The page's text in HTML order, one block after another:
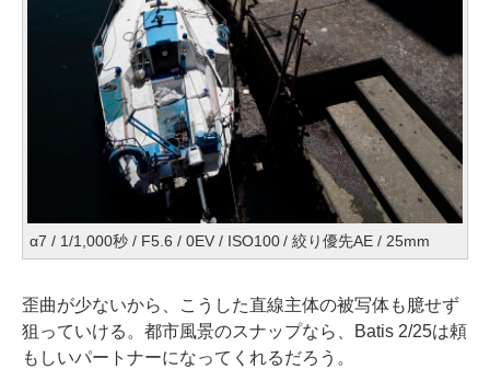
α7 / 1/1,000秒 / F5.6 / 0EV / ISO100 / 絞り優先AE / 25mm
歪曲が少ないから、こうした直線主体の被写体も臆せず
狙っていける。都市風景のスナップなら、Batis 2/25は頼
もしいパートナーになってくれるだろう。